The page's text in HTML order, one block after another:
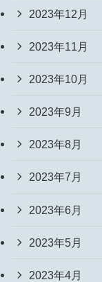
2023年12月
2023年11月
2023年10月
2023年9月
2023年8月
2023年7月
2023年6月
2023年5月
2023年4月